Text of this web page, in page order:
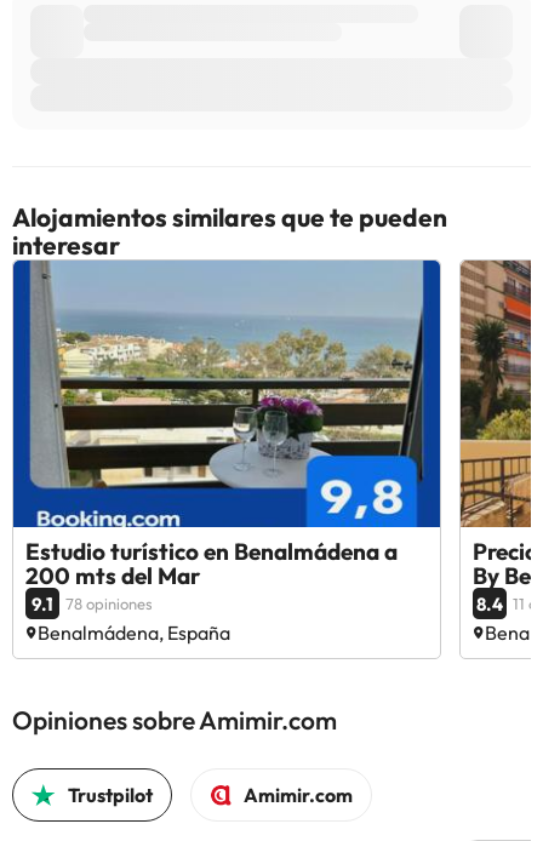
Alojamientos similares que te pueden
interesar
Estudio turístico en Benalmádena a
200 mts del Mar
9.1 78 opiniones
Benalmádena, España
By
8.4 11
Opiniones sobre Amimir.com
Trustpilot Amimir.com